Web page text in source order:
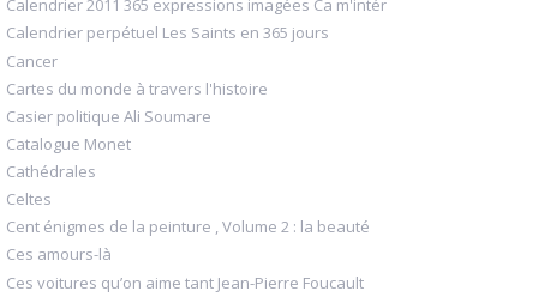
Calendrier 2011 365 expressions imagées Ca m'intér
Calendrier perpétuel Les Saints en 365 jours
Cancer
Cartes du monde à travers l'histoire
Casier politique Ali Soumare
Catalogue Monet
Cathédrales
Celtes
Cent énigmes de la peinture , Volume 2 : la beauté
Ces amours-là
Ces voitures qu’on aime tant Jean-Pierre Foucault